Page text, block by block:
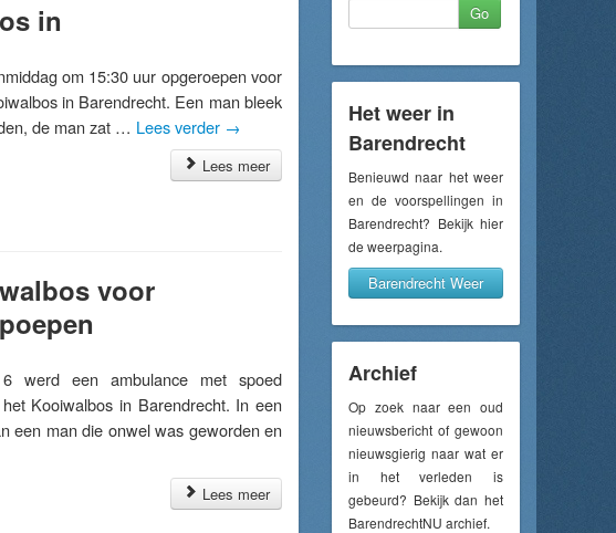
in
om 15:30 uur opgeroepen voor
in Barendrecht. Een man bleek
de man zat … Lees verder →
Lees meer
voor
werd een ambulance met spoed
Kooiwalbos in Barendrecht. In een
een man die onwel was geworden en
Lees meer
Go
Het weer in
Barendrecht
Benieuwd naar het weer
en de voorspellingen in
Barendrecht? Bekijk hier
de weerpagina.
Barendrecht Weer
Archief
Op zoek naar een oud
nieuwsbericht of gewoon
nieuwsgierig naar wat er
in het verleden is
gebeurd? Bekijk dan het
BarendrechtNU archief.